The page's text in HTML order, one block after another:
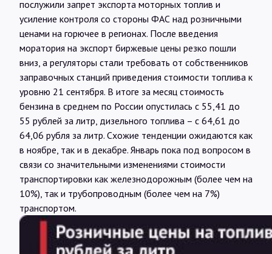
послужили запрет экспорта моторных топлив и
усиление контроля со стороны ФАС над розничными
ценами на горючее в регионах. После введения
моратория на экспорт биржевые цены резко пошли
вниз, а регуляторы стали требовать от собственников
заправочных станций приведения стоимости топлива к
уровню 21 сентября. В итоге за месяц стоимость
бензина в среднем по России опустилась с 55,41 до
55 рублей за литр, дизельного топлива – с 64,61 до
64,06 рубля за литр. Схожие тенденции ожидаются как
в ноябре, так и в декабре. Январь пока под вопросом в
связи со значительными изменениями стоимости
транспортировки как железнодорожным (более чем на
10%), так и трубопроводным (более чем на 7%)
транспортом.